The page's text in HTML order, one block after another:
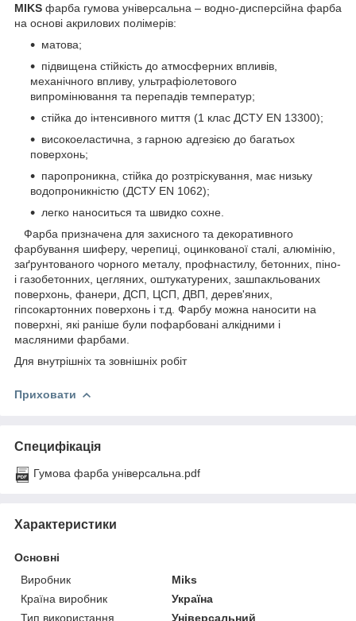
MIKS фарба гумова універсальна – водно-дисперсійна фарба
на основі акрилових полімерів:
матова;
підвищена стійкість до атмосферних впливів,
механічного впливу, ультрафіолетового
випромінювання та перепадів температур;
стійка до інтенсивного миття (1 клас ДСТУ EN 13300);
високоеластична, з гарною адгезією до багатьох
поверхонь;
паропроникна, стійка до розтріскування, має низьку
водопроникністю (ДСТУ EN 1062);
легко наноситься та швидко сохне.
Фарба призначена для захисного та декоративного
фарбування шиферу, черепиці, оцинкованої сталі, алюмінію,
заґрунтованого чорного металу, профнастилу, бетонних, піно-
і газобетонних, цегляних, оштукатурених, зашпакльованих
поверхонь, фанери, ДСП, ЦСП, ДВП, дерев'яних,
гіпсокартонних поверхонь і т.д. Фарбу можна наносити на
поверхні, які раніше були пофарбовані алкідними і
масляними фарбами.
Для внутрішніх та зовнішніх робіт
Приховати
Специфікація
Гумова фарба універсальна.pdf
Характеристики
Основні
Виробник
Miks
Країна виробник
Україна
Тип використання
Універсальний